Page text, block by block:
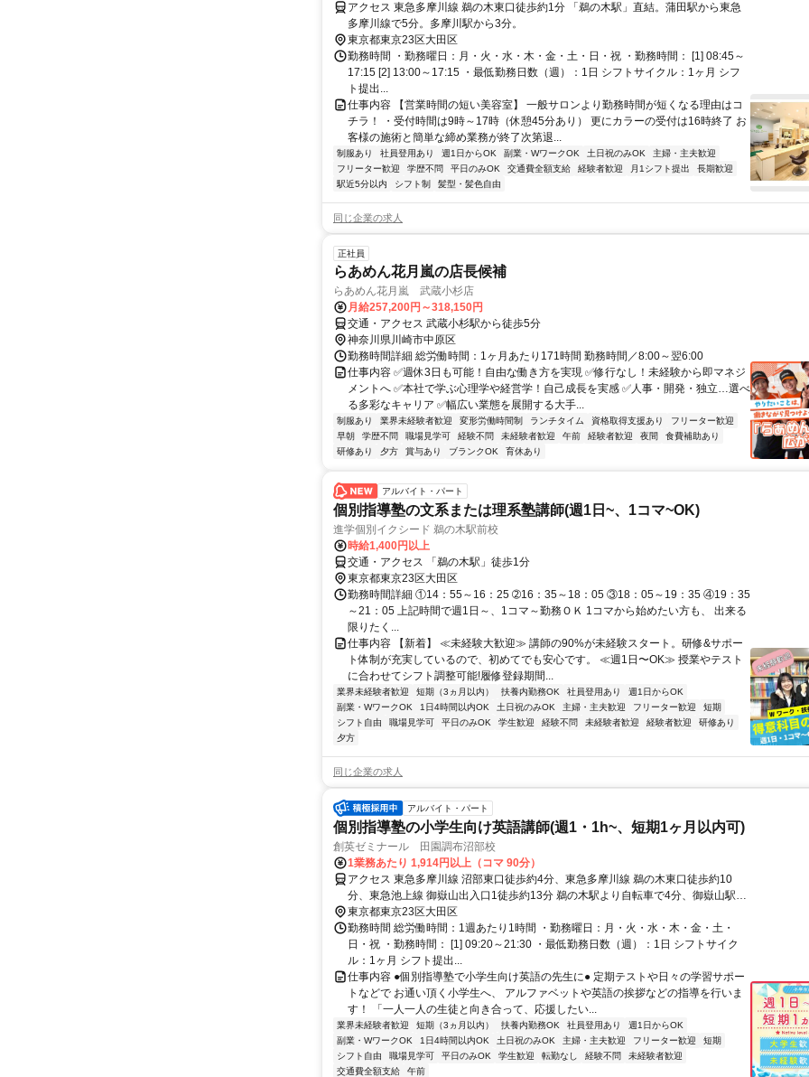
アクセス 東急多摩川線 鵜の木東口徒歩約1分 「鵜の木駅」直結。蒲田駅から東急
多摩川線で5分。多摩川駅から3分。
東京都東京23区大田区
勤務時間 ・勤務曜日：月・火・水・木・金・土・日・祝 ・勤務時間： [1] 08:45～
17:15 [2] 13:00～17:15 ・最低勤務日数（週）：1日 シフトサイクル：1ヶ月 シフ
ト提出...
仕事内容 【営業時間の短い美容室】 一般サロンより勤務時間が短くなる理由はコ
チラ！ ・受付時間は9時～17時（休憩45分あり） 更にカラーの受付は16時終了 お
客様の施術と簡単な締め業務が終了次第退...
制服あり 社員登用あり 週1日からOK 副業・WワークOK 土日祝のみOK
主婦・主夫歓迎
フリーター歓迎
学歴不問 平日のみOK 交通費全額支給 経験者歓迎 月1シフト提出
長期歓迎
駅近5分以内
シフト制 髪型・髪色自由
同じ企業の求人
正社員
らあめん花月嵐の店長候補
らあめん花月嵐 武蔵小杉店
月給257,200円～318,150円
交通・アクセス 武蔵小杉駅から徒歩5分
神奈川県川崎市中原区
勤務時間詳細 総労働時間：1ヶ月あたり171時間 勤務時間／8:00～翌6:00
仕事内容 ✅週休3日も可能！自由な働き方を実現 ✅修行なし！未経験から即マネジ
メントへ ✅本社で学ぶ心理学や経営学！自己成長を実感 ✅人事・開発・独立…選べ
る多彩なキャリア ✅幅広い業態を展開する大手...
制服あり 業界未経験者歓迎 変形労働時間制 ランチタイム 資格取得支援あり
フリーター歓迎
早朝
学歴不問 職場見学可 経験不問 未経験者歓迎 午前 経験者歓迎 夜間
食費補助あり
研修あり
夕方 賞与あり ブランクOK 育休あり
アルバイト・パート
個別指導塾の文系または理系塾講師(週1日~、1コマ~OK)
進学個別イクシード 鵜の木駅前校
時給1,400円以上
交通・アクセス 「鵜の木駅」徒歩1分
東京都東京23区大田区
勤務時間詳細 ①14：55～16：25 ➁16：35～18：05 ③18：05～19：35 ④19：35
～21：05 上記時間で週1日～、1コマ～勤務ＯＫ 1コマから始めたい方も、 出来る
限りたく...
仕事内容 【新着】 ≪未経験大歓迎≫ 講師の90%が未経験スタート。研修&サポー
ト体制が充実しているので、初めてでも安心です。 ≪週1日〜OK≫ 授業やテスト
に合わせてシフト調整可能!履修登録期間...
業界未経験者歓迎 短期（3ヵ月以内） 扶養内勤務OK 社員登用あり
週1日からOK
副業・WワークOK
1日4時間以内OK 土日祝のみOK 主婦・主夫歓迎 フリーター歓迎
短期
シフト自由
職場見学可 平日のみOK 学生歓迎 経験不問 未経験者歓迎 経験者歓迎
研修あり
夕方
同じ企業の求人
アルバイト・パート
個別指導塾の小学生向け英語講師(週1・1h~、短期1ヶ月以内可)
創英ゼミナール 田園調布沼部校
1業務あたり 1,914円以上（コマ 90分）
アクセス 東急多摩川線 沼部東口徒歩約4分、東急多摩川線 鵜の木東口徒歩約10
分、東急池上線 御嶽山出入口1徒歩約13分 鵜の木駅より自転車で4分、御嶽山駅よ
り自転車で6分
東京都東京23区大田区
勤務時間 総労働時間：1週あたり1時間 ・勤務曜日：月・火・水・木・金・土・
日・祝 ・勤務時間： [1] 09:20～21:30 ・最低勤務日数（週）：1日 シフトサイク
ル：1ヶ月 シフト提出...
仕事内容 ●個別指導塾で小学生向け英語の先生に● 定期テストや日々の学習サポー
トなどで お通い頂く小学生へ、 アルファベットや英語の挨拶などの指導を行いま
す！ 「一人一人の生徒と向き合って、応援したい...
業界未経験者歓迎 短期（3ヵ月以内） 扶養内勤務OK 社員登用あり
週1日からOK
副業・WワークOK
1日4時間以内OK 土日祝のみOK 主婦・主夫歓迎 フリーター歓迎
短期
シフト自由
職場見学可 平日のみOK 学生歓迎 転勤なし 経験不問
未経験者歓迎
交通費全額支給
午前